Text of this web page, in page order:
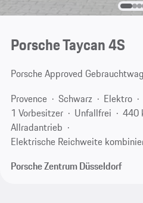
Porsche Taycan 4S
Porsche Approved
Provence
Schwarz Elektro
1 Vorbesitzer
Unfallfrei
440
Allradantrieb
Elektrische Reichweite
Porsche Zentrum Düsseldorf